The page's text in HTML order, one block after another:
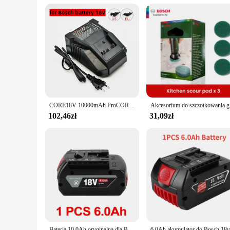
CORE18V 10000mAh ProCORE wymienna bateria do Bosch 18V profesjonalny system narzędzi bezprzewodowych BAT609 BAT618 GBA18V80 21700 komórka
102,46zł 31,09zł